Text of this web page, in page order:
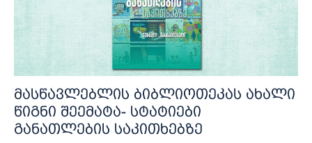
მასწავლებლის ბიბლიოთეკას ახალი
წიგნი შეემატა- სტატიები
განათლების საკითხებზე